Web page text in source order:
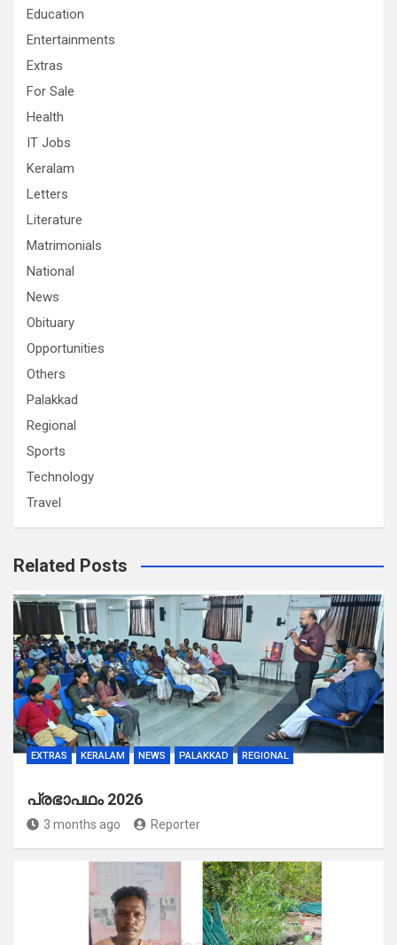
Education
Entertainments
Extras
For Sale
Health
IT Jobs
Keralam
Letters
Literature
Matrimonials
National
News
Obituary
Opportunities
Others
Palakkad
Regional
Sports
Technology
Travel
Related Posts
EXTRAS KERALAM NEWS PALAKKAD REGIONAL
പ്രഭാപഥം 2026
3 months ago Reporter